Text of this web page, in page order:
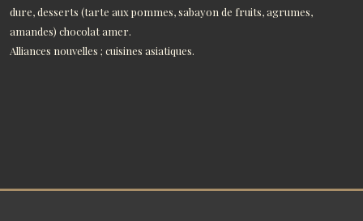
dure, desserts (tarte aux pommes, sabayon de fruits, agrumes,
amandes) chocolat amer.
Alliances nouvelles ; cuisines asiatiques.